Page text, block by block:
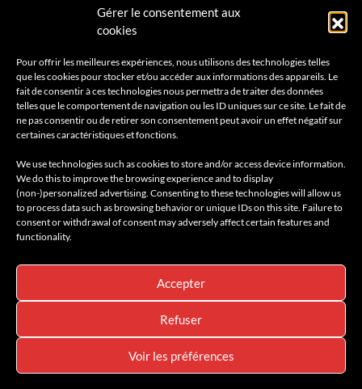
Gérer le consentement aux
cookies
Pour offrir les meilleures expériences, nous utilisons des technologies telles
que les cookies pour stocker et/ou accéder aux informations des appareils. Le
fait de consentir à ces technologies nous permettra de traiter des données
telles que le comportement de navigation ou les ID uniques sur ce site. Le fait de
ne pas consentir ou de retirer son consentement peut avoir un effet négatif sur
certaines caractéristiques et fonctions.
We use technologies such as cookies to store and/or access device information.
We do this to improve the browsing experience and to display
(non-)personalized advertising. Consenting to these technologies will allow us
to process data such as browsing behavior or unique IDs on this site. Failure to
consent or withdrawal of consent may adversely affect certain features and
functionality.
Accepter
Refuser
Voir les préférences
Accueil AMILCAR MEN’S MAGAZINE
Voyages
411K 13K
© 2026 AMILCAR MEN'S MAGAZINE by Club Amilcar & AMILCAR
MAGAZINE GROUP - Designed byAGENCE MEDIANE